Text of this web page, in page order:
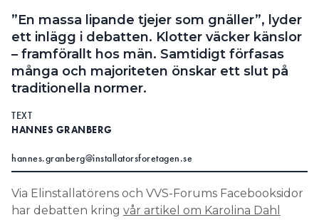
SEARCH
”En massa lipande tjejer som gnäller”, lyder
ett inlägg i debatten. Klotter väcker känslor
– framförallt hos män. Samtidigt förfasas
många och majoriteten önskar ett slut på
traditionella normer.
TEXT
HANNES GRANBERG
hannes.granberg@installatorsforetagen.se
Via Elinstallatörens och VVS-Forums Facebooksidor
har debatten kring vår artikel om Karolina Dahl